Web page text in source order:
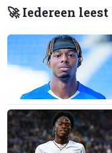
🚀 Iedereen